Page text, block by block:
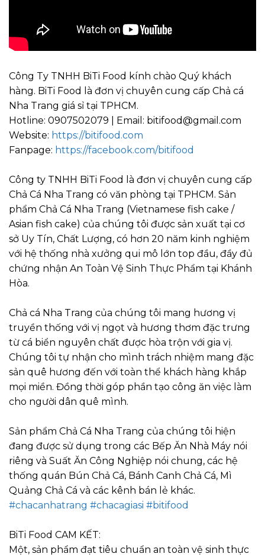
Công Ty TNHH BiTi Food kính chào Quý khách
hàng. BiTi Food là đơn vị chuyên cung cấp Chả cá
Nha Trang giá sỉ tại TPHCM.
Hotline: 0907502079 | Email: bitifood@gmail.com
Website: https://bitifood.com
Fanpage: https://facebook.com/bitifood
Công ty TNHH BiTi Food là đơn vị chuyên cung cấp
Chả Cá Nha Trang có văn phòng tại TPHCM. Sản
phẩm Chả Cá Nha Trang (Vietnamese fish cake /
Asian fish cake) của chúng tôi được sản xuất tại cơ
sở Uy Tín, Chất Lượng, có hơn 20 năm kinh nghiệm
với hệ thống nhà xưởng qui mô lớn top đầu, đầy đủ
chứng nhận An Toàn Vệ Sinh Thực Phẩm tại Khánh
Hòa.
Chả cá Nha Trang của chúng tôi mang hương vị
truyền thống với vị ngọt và hương thơm đặc trưng
từ cá biển nguyên chất được hòa trộn với gia vị.
Chúng tôi tự nhận cho mình trách nhiệm mang đặc
sản quê hương đến với toàn thể khách hàng khắp
mọi miền. Đồng thời góp phần tạo công ăn việc làm
cho người dân quê mình.
Sản phẩm Chả Cá Nha Trang của chúng tôi hiện
đang được sử dụng trong các Bếp Ăn Nhà Máy nói
riêng và Suất Ăn Công Nghiệp nói chung, các hệ
thống quán Bún Chả Cá, Bánh Canh Chả Cá, Mì
Quảng Chả Cá và các kênh bán lẻ khác.
#chacanhatrang #chacagiasi #bitifood
BiTi Food CAM KẾT:
Một, sản phẩm đạt tiêu chuẩn an toàn vệ sinh thực